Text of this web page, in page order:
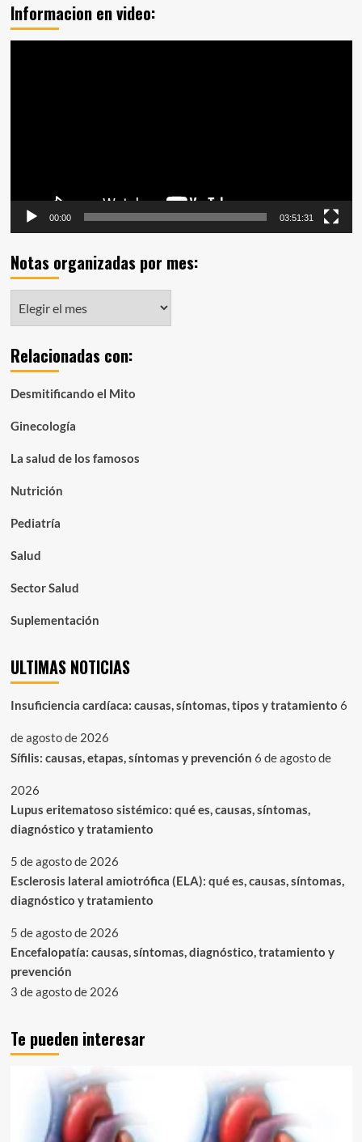
Informacion en video:
00:00 03:51:31
Notas organizadas por mes:
organizadas
mes:
Relacionadas con:
Desmitificando el Mito
Ginecología
La salud de los famosos
Nutrición
Pediatría
Salud
Sector Salud
Suplementación
ULTIMAS NOTICIAS
Insuficiencia cardíaca: causas, síntomas, tipos y tratamiento 6
de agosto de 2026
Sífilis: causas, etapas, síntomas y prevención 6 de agosto de
2026
Lupus eritematoso sistémico: qué es, causas, síntomas,
diagnóstico y tratamiento
5 de agosto de 2026
Esclerosis lateral amiotrófica (ELA): qué es, causas, síntomas,
diagnóstico y tratamiento
5 de agosto de 2026
Encefalopatía: causas, síntomas, diagnóstico, tratamiento y
prevención
3 de agosto de 2026
Te pueden interesar